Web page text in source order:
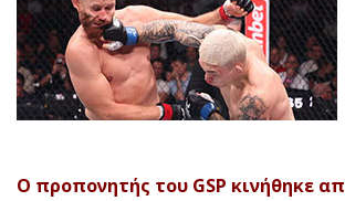
Ο προπονητής του GSP κινήθηκε